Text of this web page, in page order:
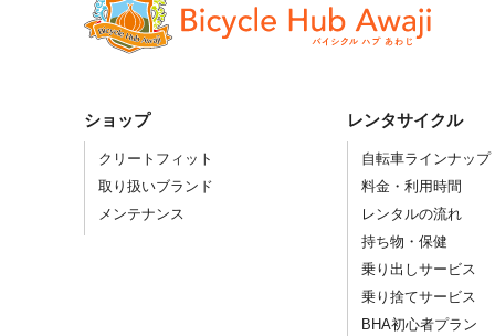
ショップ
クリートフィット
取り扱いブランド
メンテナンス
レンタサイクル
自転車ラインナップ
料金・利用時間
レンタルの流れ
持ち物・保健
乗り出しサービス
乗り捨てサービス
BHA初心者プラン